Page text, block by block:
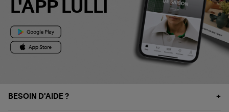
L'APP LULLI
BESOIN D'AIDE ?